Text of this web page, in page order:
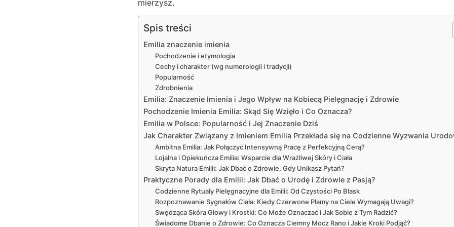
mierzysz.
Spis treści
Emilia znaczenie imienia
Pochodzenie i etymologia
Cechy i charakter (wg numerologii i tradycji)
Popularność
Zdrobnienia
Emilia: Znaczenie Imienia i Jego Wpływ na Kobiecą Pielęgnację i Zdrowie
Pochodzenie Imienia Emilia: Skąd Się Wzięło i Co Oznacza?
Emilia w Polsce: Popularność i Jej Znaczenie Dziś
Jak Charakter Związany z Imieniem Emilia Przekłada się na Codzienne Wyzwania
Ambitna Emilia: Jak Połączyć Intensywną Pracę z Perfekcyjną Cerą?
Lojalna i Opiekuńcza Emilia: Wsparcie dla Wrażliwej Skóry i Ciała
Skryta Natura Emilii: Jak Dbać o Zdrowie, Gdy Unikasz Pytań?
Praktyczne Porady dla Emilii: Jak Dbać o Urodę i Zdrowie z Pasją?
Codzienne Rytuały Pielęgnacyjne dla Emilii: Od Czystości Po Blask
Rozpoznawanie Sygnałów Ciała: Kiedy Czerwone Plamy na Ciele Wymagają Uwagi?
Swędząca Skóra Głowy i Krostki: Co Może Oznaczać i Jak Sobie z Tym Radzić?
Świadome Dbanie o Zdrowie: Co Oznacza Ciemny Mocz Rano i Jakie Kroki Podjąć?